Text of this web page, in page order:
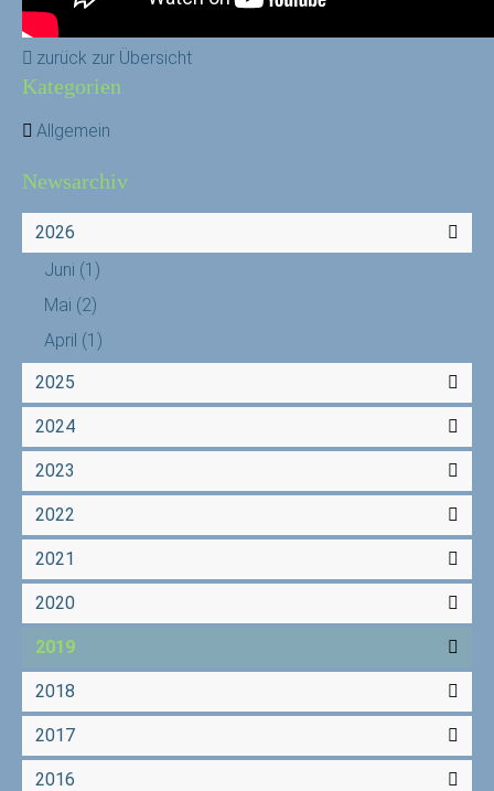
zurück zur Übersicht
Kategorien
Allgemein
Newsarchiv
2026
Juni (1)
Mai (2)
April (1)
2025
2024
2023
2022
2021
2020
2019
2018
2017
2016